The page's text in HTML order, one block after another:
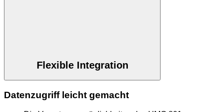
Flexible Integration
Datenzugriff leicht gemacht